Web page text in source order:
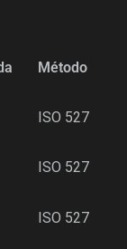
Método
ISO 527
ISO 527
ISO 527